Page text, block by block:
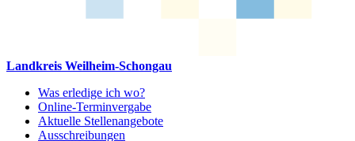
Landkreis Weilheim-Schongau
Was erledige ich wo?
Online-Terminvergabe
Aktuelle Stellenangebote
Ausschreibungen